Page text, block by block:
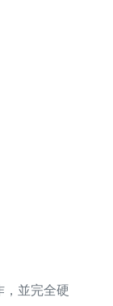
，並完全硬